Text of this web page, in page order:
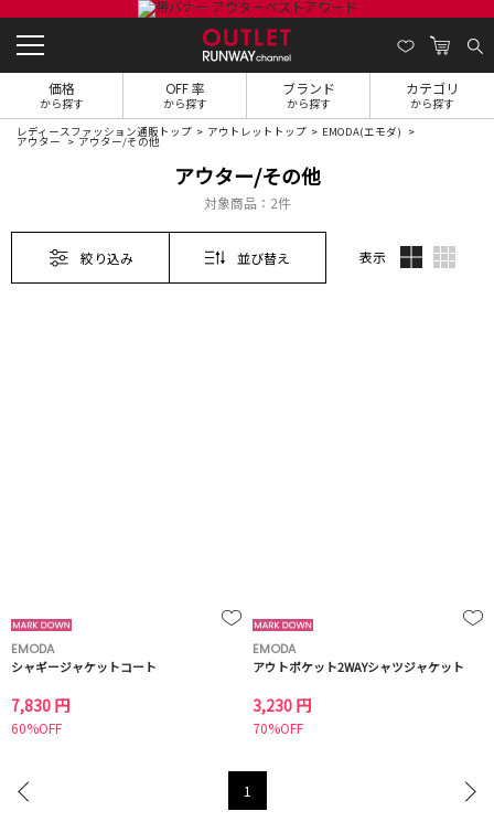
価格
から探す
OFF 率
から探す
ブランド
から探す
カテゴリ
から探す
レディースファッション通販トップ アウトレットトップ EMODA(エモダ)
アウター アウター/その他
アウター/その他
対象商品： 2件
絞り込み 並び替え 表示
EMODA
シャギージャケットコート
7,830 円
60%OFF
EMODA
アウトポケット2WAYシャツジャケット
3,230 円
70%OFF
1